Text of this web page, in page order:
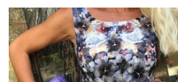
ПОРЪЧАЙ